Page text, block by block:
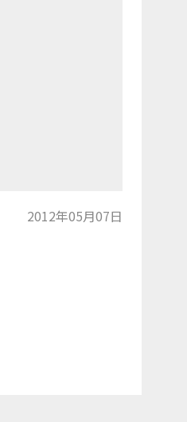
2012年05月07日